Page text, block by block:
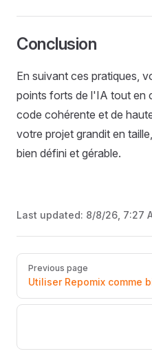
Conclusion
En suivant ces pratiques,
points forts de l'IA tout en
code cohérente et de
votre projet grandit en
bien défini et gérable.
Last updated: 8/8/26, 7:27
Pager
Previous page
Utiliser Repomix comme